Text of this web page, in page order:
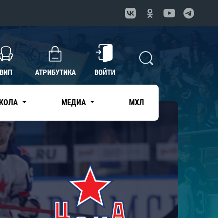
ВИП АТРИБУТИКА ВОЙТИ
МЕДИА МХЛ